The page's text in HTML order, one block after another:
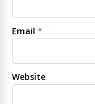
Email *
Website